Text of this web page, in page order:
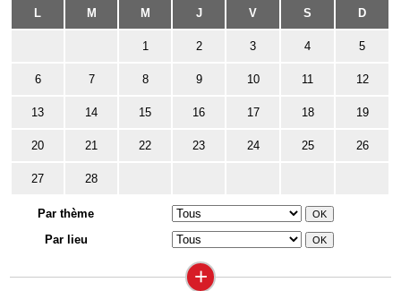
L M M J V S D
1 2 3 4 5
6 7 8 9 10 11 12
13 14 15 16 17 18 19
20 21 22 23 24 25 26
27 28
Par thème
Par lieu
+